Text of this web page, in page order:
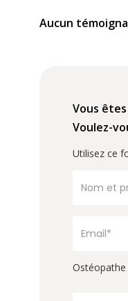
Aucun
Vous
Voulez-
Utilisez ce
Ostéopathe